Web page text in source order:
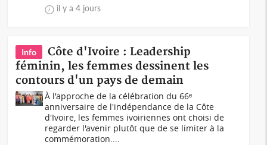
il y a 4 jours
Info
Côte d'Ivoire : Leadership
féminin, les femmes dessinent les
contours d'un pays de demain
À l'approche de la célébration du 66ᵉ
anniversaire de l'indépendance de la Côte
d'Ivoire, les femmes ivoiriennes ont choisi de
regarder l'avenir plutôt que de se limiter à la
commémoration....